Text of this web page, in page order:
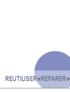
REUTILISER●REPARER●